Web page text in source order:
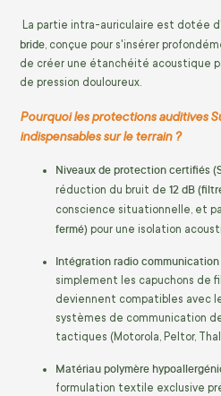
La partie intra-auriculaire est dotée
bride , conçue pour s'insérer
de créer une étanchéité acoustique
de pression douloureux.
Pourquoi les protections auditives
indispensables sur le terrain ?
Niveaux de protection certifiés
réduction du bruit de 12 dB
conscience situationnelle, et
fermé) pour une isolation
Intégration radio communication
simplement les capuchons de
deviennent compatibles avec
systèmes de communication
tactiques (Motorola, Peltor,
Matériau polymère
formulation textile exclusive